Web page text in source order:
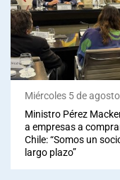
Miércoles 5 de
Ministro Pérez
a empresas a
Chile: “Somos un
largo plazo”